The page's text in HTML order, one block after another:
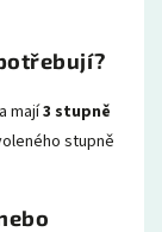
mají3 stupně
stupně